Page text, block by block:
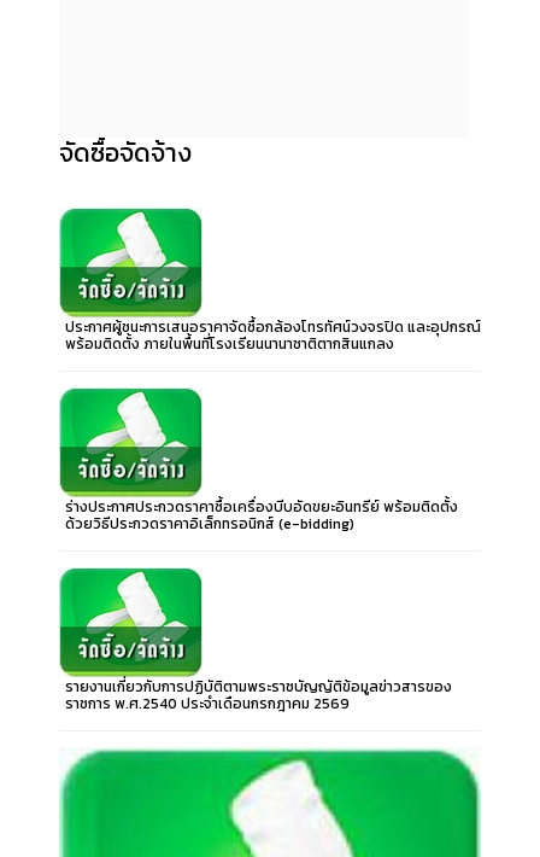
จัดซื้อจัดจ้าง
ประกาศผู้ชนะการเสนอราคาจัดซื้อกล้องโทรทัศน์วงจรปิด และอุปกรณ์
พร้อมติดตั้ง ภายในพื้นที่โรงเรียนนานาชาติตากสินแกลง
ร่างประกาศประกวดราคาซื้อเครื่องบีบอัดขยะอินทรีย์ พร้อมติดตั้ง
ด้วยวิธีประกวดราคาอิเล็กทรอนิกส์ (e-bidding)
รายงานเกี่ยวกับการปฏิบัติตามพระราชบัญญัติข้อมูลข่าวสารของ
ราชการ พ.ศ.2540 ประจำเดือนกรกฎาคม 2569